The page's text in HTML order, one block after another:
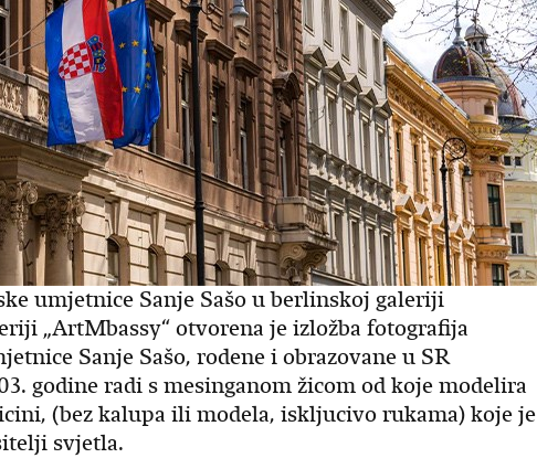
umjetnice Sanje Sašo u berlinskoj galeriji
„ArtMbassy“ otvorena je izložba fotografija
Sanje Sašo, rodene i obrazovane u SR
godine radi s mesinganom žicom od koje modelira
(bez kalupa ili modela, iskljucivo rukama) koje je
svjetla.